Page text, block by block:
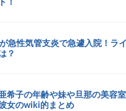
急性気管支炎で急遽入院！ラ
？
希子の年齢や妹や旦那の美容
女のwiki的まとめ